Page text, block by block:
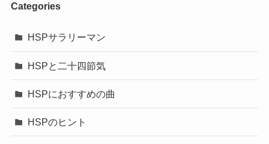
Categories
HSPサラリーマン
HSPと二十四節気
HSPにおすすめの曲
HSPのヒント